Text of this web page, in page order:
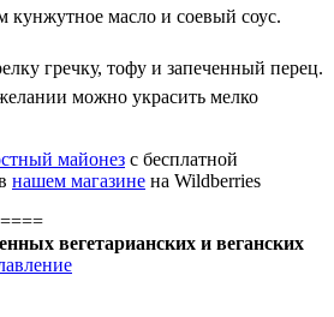
кунжутное масло и соевый соус.
гречку, тофу и запеченный перец.
можно украсить мелко
майонез с бесплатной
нашем магазине на Wildberries
вегетарианских и веганских